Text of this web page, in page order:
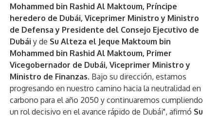
Mohammed bin Rashid Al Maktoum, Príncipe
heredero de Dubái, Viceprimer Ministro y Ministro
de Defensa y Presidente del Consejo Ejecutivo de
Dubái y de Su Alteza el Jeque Maktoum bin
Mohammed bin Rashid Al Maktoum, Primer
Vicegobernador de Dubái, Viceprimer Ministro y
Ministro de Finanzas. Bajo su dirección, estamos
progresando en nuestro camino hacia la neutralidad en
carbono para el año 2050 y continuaremos cumpliendo
un rol decisivo en el avance rápido de Dubái", afirmó Su